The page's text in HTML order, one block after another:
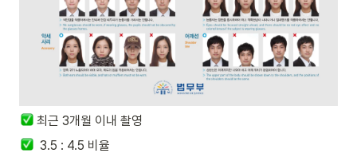
최근 3개월 이내 촬영
  3.5 : 4.5 비율